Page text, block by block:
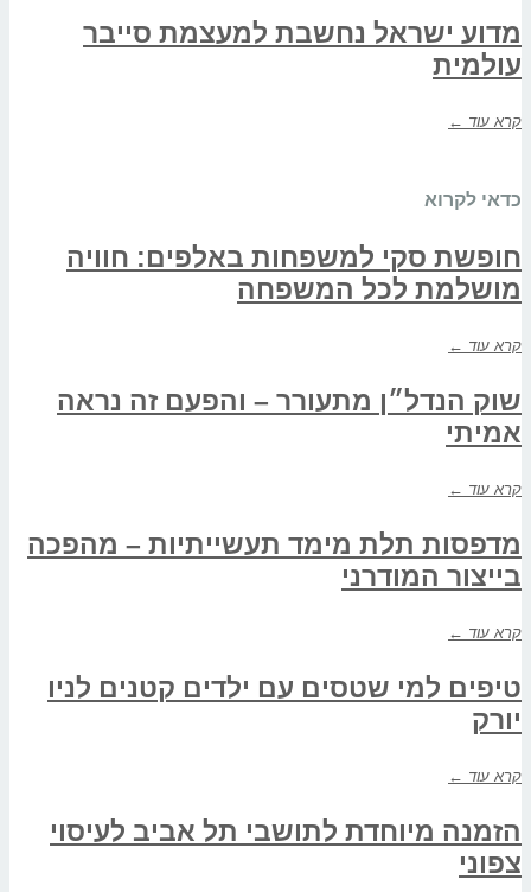
מדוע ישראל נחשבת למעצמת סייבר
עולמית
קרא עוד ←
כדאי לקרוא
חופשת סקי למשפחות באלפים: חוויה
מושלמת לכל המשפחה
קרא עוד ←
שוק הנדל״ן מתעורר – והפעם זה נראה
אמיתי
קרא עוד ←
מדפסות תלת מימד תעשייתיות – מהפכה
בייצור המודרני
קרא עוד ←
טיפים למי שטסים עם ילדים קטנים לניו
יורק
קרא עוד ←
הזמנה מיוחדת לתושבי תל אביב לעיסוי
צפוני